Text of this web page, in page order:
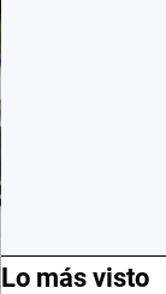
Lo más visto